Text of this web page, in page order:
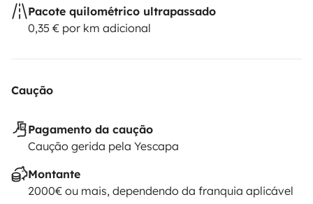
Pacote quilométrico ultrapassado
0,35 € por km adicional
Caução
Pagamento da caução
Caução gerida pela Yescapa
Montante
2000€ ou mais, dependendo da franquia aplicável